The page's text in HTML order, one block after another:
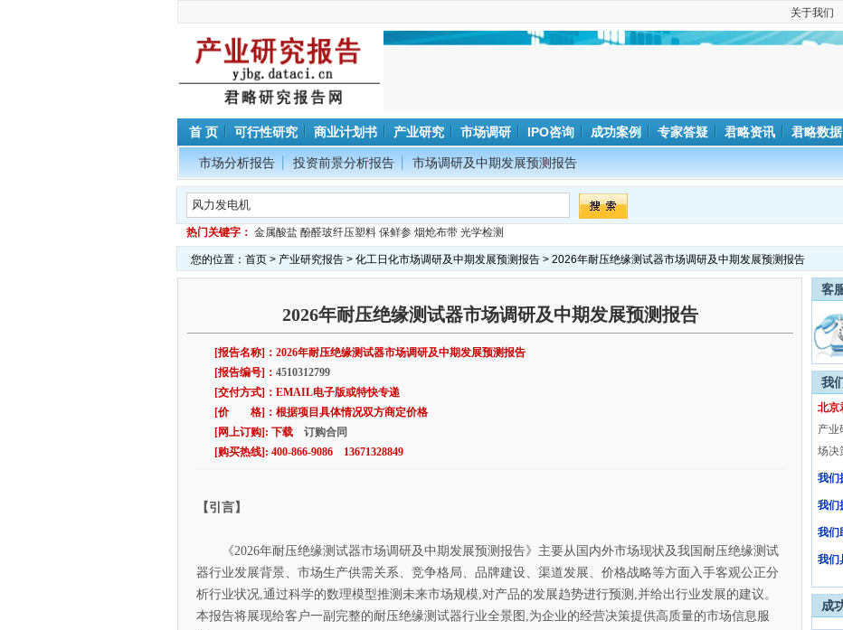
关于我们
首 页 可行性研究 商业计划书 产业研究 市场调研 IPO咨询 成功案例 专家答疑 君略资讯 君略数据
市场分析报告 投资前景分析报告 市场调研及中期发展预测报告
热门关键字： 金属酸盐 酚醛玻纤压塑料 保鲜参 烟炝布带 光学检测
您的位置： 首页> 产业研究报告> 化工日化市场调研及中期发展预测报告> 2026年耐压绝缘测试器市场调研及中期发展预测报告
2026年耐压绝缘测试器市场调研及中期发展预测报告
[报告名称]：2026年耐压绝缘测试器市场调研及中期发展预测报告
[报告编号]： 4510312799
[交付方式]：EMAIL电子版或特快专递
[价 格]：根据项目具体情况双方商定价格
[网上订购]: 下载 订购合同
[购买热线]: 400-866-9086 13671328849
【引言】
《2026年耐压绝缘测试器市场调研及中期发展预测报告》主要从国内外市场现状及我国耐压绝缘测试
器行业发展背景、市场生产供需关系、竞争格局、品牌建设、渠道发展、价格战略等方面入手客观公正分
析行业状况,通过科学的数理模型推测未来市场规模,对产品的发展趋势进行预测,并给出行业发展的建议。
本报告将展现给客户一副完整的耐压绝缘测试器行业全景图,为企业的经营决策提供高质量的市场信息服
客
我
北京
产业
场决
我们
我们
我们
我们
成